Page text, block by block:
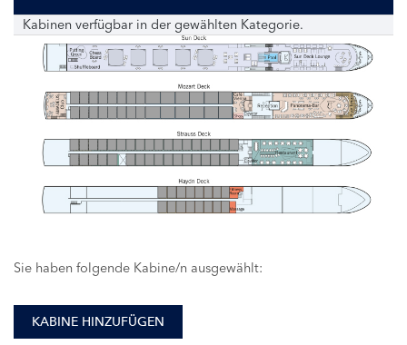
Kabinen verfügbar in der gewählten Kategorie.
Sie haben folgende Kabine/n ausgewählt:
KABINE HINZUFÜGEN